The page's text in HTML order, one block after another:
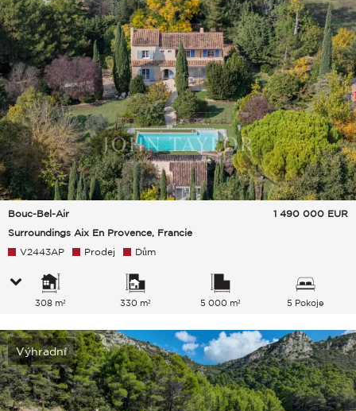
Bouc-Bel-Air
Surroundings Aix En Provence, Francie
1 490 000 EUR
V2443AP Prodej Dům
308 m² 330 m² 5 000 m² 5 Pokoje
Výhradní